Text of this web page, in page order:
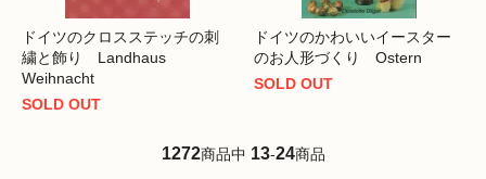
ドイツのクロスステッチの刺
繍と飾り Landhaus
Weihnacht
SOLD OUT
ドイツのかわいいイースター
のお人形づくり Ostern
SOLD OUT
1272商品中 13-24商品